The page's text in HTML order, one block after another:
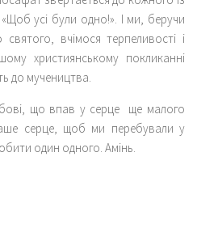
усі були одно!». І ми, беручи
вчімося терпеливості і
християнському покликанні
до мучеництва.
що впав у серце ще малого
серце, щоб ми перебували у
один одного. Амінь.